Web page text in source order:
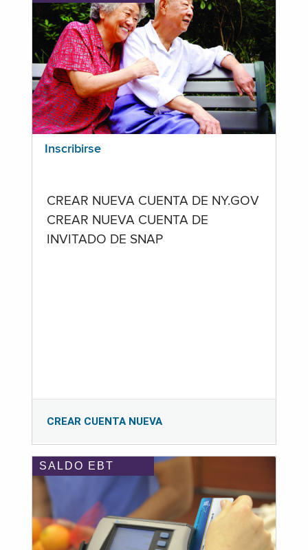
Inscribirse
CREAR NUEVA CUENTA DE NY.GOV
CREAR NUEVA CUENTA DE
INVITADO DE SNAP
CREAR CUENTA NUEVA
SALDO EBT